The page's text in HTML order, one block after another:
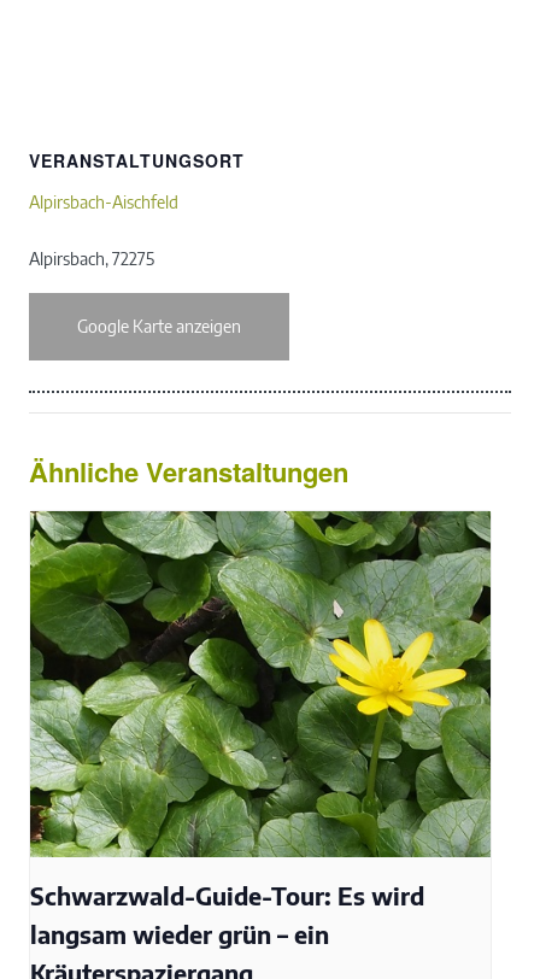
VERANSTALTUNGSORT
Alpirsbach-Aischfeld
Alpirsbach,72275
Google Karte anzeigen
Ähnliche Veranstaltungen
Schwarzwald-Guide-Tour: Es wird
langsam wieder grün – ein
Kräuterspaziergang